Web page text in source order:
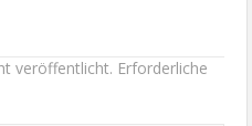
veröffentlicht. Erforderliche